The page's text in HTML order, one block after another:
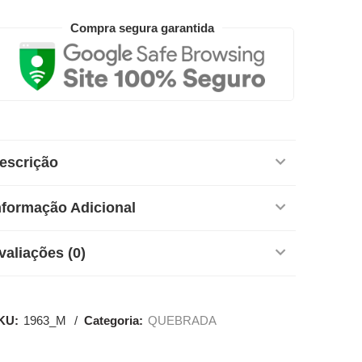
Compra segura garantida
Adicional
(0)
1963_M Categoria: QUEBRADA